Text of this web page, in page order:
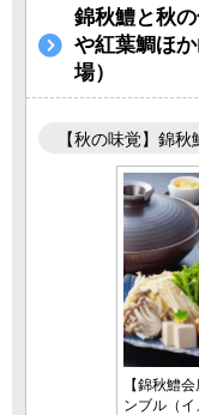
錦秋鱧と秋
や紅葉鯛ほ
場）
【秋の味覚】錦秋
【錦秋鱧
ンブル（イ